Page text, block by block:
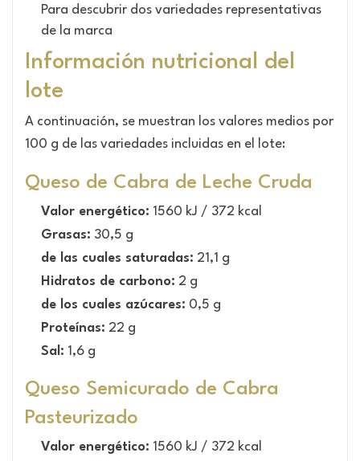
Para descubrir dos variedades representativas
de la marca
Información nutricional del
lote
A continuación, se muestran los valores medios por
100 g de las variedades incluidas en el lote:
Queso de Cabra de Leche Cruda
Valor energético: 1560 kJ / 372 kcal
Grasas: 30,5 g
de las cuales saturadas: 21,1 g
Hidratos de carbono: 2 g
de los cuales azúcares: 0,5 g
Proteínas: 22 g
Sal: 1,6 g
Queso Semicurado de Cabra
Pasteurizado
Valor energético: 1560 kJ / 372 kcal